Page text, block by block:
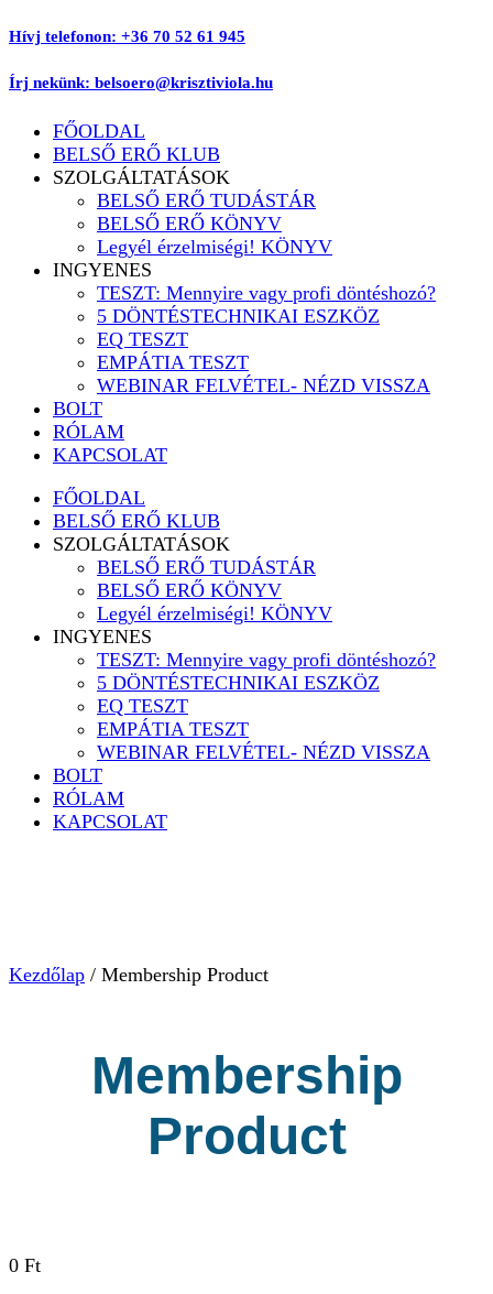
Ugrás
tartalomhoz
Hívj telefonon: +36 70 52 61 945
Írj nekünk: belsoero@krisztiviola.hu
FŐOLDAL
BELSŐ ERŐ KLUB
SZOLGÁLTATÁSOK
BELSŐ ERŐ TUDÁSTÁR
BELSŐ ERŐ KÖNYV
Legyél érzelmiségi! KÖNYV
INGYENES
TESZT: Mennyire vagy profi döntéshozó?
5 DÖNTÉSTECHNIKAI ESZKÖZ
EQ TESZT
EMPÁTIA TESZT
WEBINAR FELVÉTEL- NÉZD VISSZA
BOLT
RÓLAM
KAPCSOLAT
FŐOLDAL
BELSŐ ERŐ KLUB
SZOLGÁLTATÁSOK
BELSŐ ERŐ TUDÁSTÁR
BELSŐ ERŐ KÖNYV
Legyél érzelmiségi! KÖNYV
INGYENES
TESZT: Mennyire vagy profi döntéshozó?
5 DÖNTÉSTECHNIKAI ESZKÖZ
EQ TESZT
EMPÁTIA TESZT
WEBINAR FELVÉTEL- NÉZD VISSZA
BOLT
RÓLAM
KAPCSOLAT
Kezdőlap / Membership Product
Membership
Product
0 Ft